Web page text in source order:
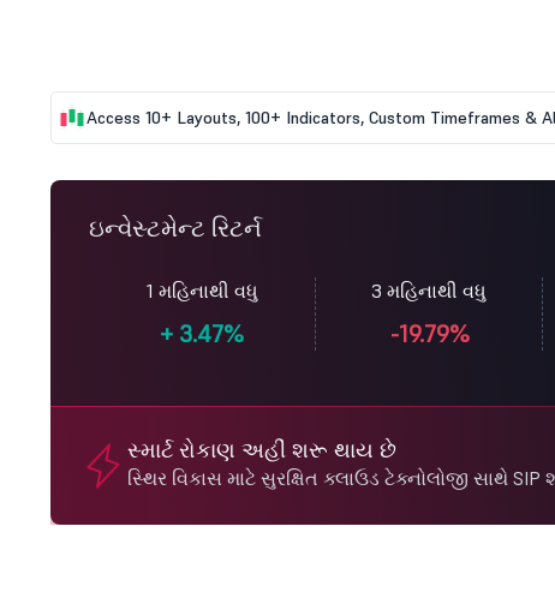
Access 10+ Layouts, 100+ Indicators, Custom Timeframes &
ઇન્વેસ્ટમેન્ટ રિટર્ન
1 મહિનાથી વધુ
+ 3.47%
3 મહિનાથી વધુ
-19.79%
સ્માર્ટ રોકાણ અહીં શરૂ થાય છે
સ્થિર વિકાસ માટે સુરક્ષિત ક્લાઉડ ટેક્નોલોજી સાથે SIP